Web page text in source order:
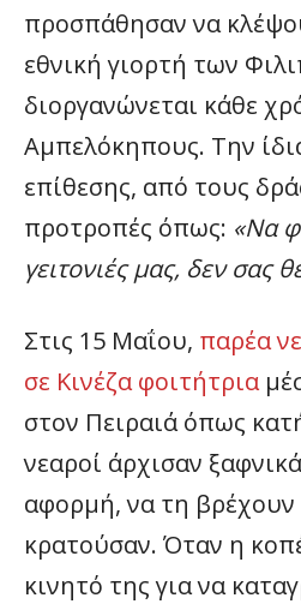
προσπάθησαν να
εθνική γιορτή των
διοργανώνεται κάθε
Αμπελόκηπους. Την
επίθεσης, από τους
προτροπές όπως: «Να
γειτονιές μας, δεν σας
Στις 15 Μαΐου, παρέα
σε Κινέζα φοιτήτρια
στον Πειραιά όπως
νεαροί άρχισαν
αφορμή, να τη
κρατούσαν. Όταν η
κινητό της για να